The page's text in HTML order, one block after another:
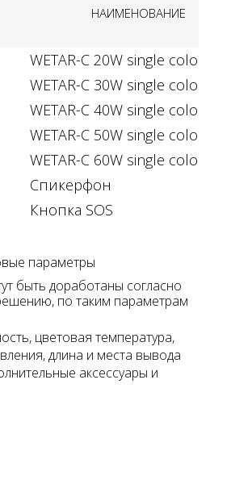
НАИМЕНОВАНИЕ
WETAR-C 20W single color
WETAR-C 30W single color
WETAR-C 40W single color
WETAR-C 50W single color
WETAR-C 60W single color
Спикерфон
Кнопка SOS
параметры
быть доработаны согласно
по таким параметрам
цветовая температура,
длина и места вывода
аксессуары и